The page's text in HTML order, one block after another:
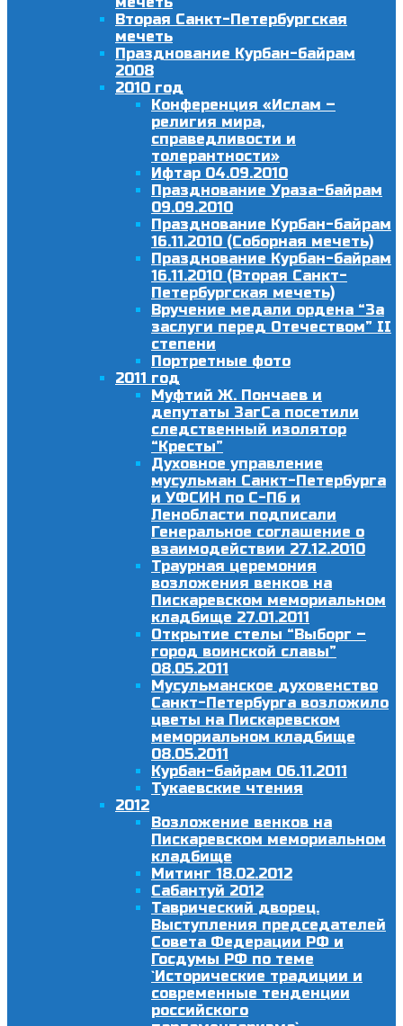
Вторая Санкт-Петербургская
мечеть
Празднование Курбан-байрам
2008
2010 год
Конференция «Ислам –
религия мира,
справедливости и
толерантности»
Ифтар 04.09.2010
Празднование Ураза-байрам
09.09.2010
Празднование Курбан-байрам
16.11.2010 (Соборная мечеть)
Празднование Курбан-байрам
16.11.2010 (Вторая Санкт-
Петербургская мечеть)
Вручение медали ордена “За
заслуги перед Отечеством” II
степени
Портретные фото
2011 год
Муфтий Ж. Пончаев и
депутаты ЗагСа посетили
следственный изолятор
“Кресты”
Духовное управление
мусульман Санкт-Петербурга
и УФСИН по С-Пб и
Ленобласти подписали
Генеральное соглашение о
взаимодействии 27.12.2010
Траурная церемония
возложения венков на
Пискаревском мемориальном
кладбище 27.01.2011
Открытие стелы “Выборг –
город воинской славы”
08.05.2011
Мусульманское духовенство
Санкт-Петербурга возложило
цветы на Пискаревском
мемориальном кладбище
08.05.2011
Курбан-байрам 06.11.2011
Тукаевские чтения
2012
Возложение венков на
Пискаревском мемориальном
кладбище
Митинг 18.02.2012
Сабантуй 2012
Таврический дворец.
Выступления председателей
Совета Федерации РФ и
Госдумы РФ по теме
`Исторические традиции и
современные тенденции
российского